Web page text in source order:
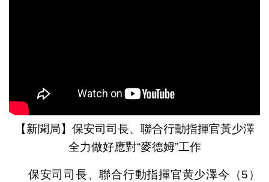
【新聞局】保安司司長、聯合行動指揮官黃少澤
全力做好應對“麥德姆”工作
保安司司長、聯合行動指揮官黄少澤今（5）